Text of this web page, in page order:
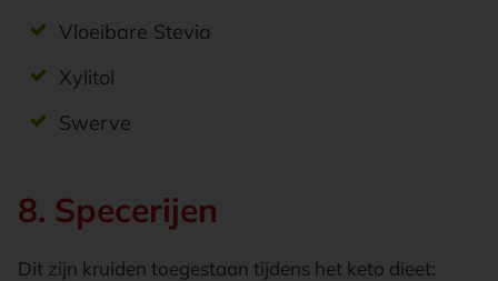
Vloeibare Stevia
Xylitol
Swerve
8. Specerijen
Dit zijn kruiden toegestaan tijdens het keto dieet: